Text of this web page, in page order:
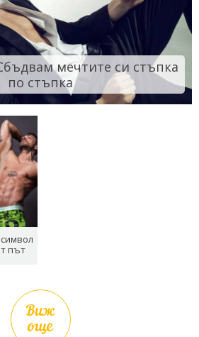
мечтите си стъпка
по стъпка
път
Виж
още